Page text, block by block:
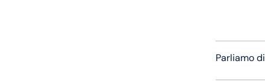
Parliamo di